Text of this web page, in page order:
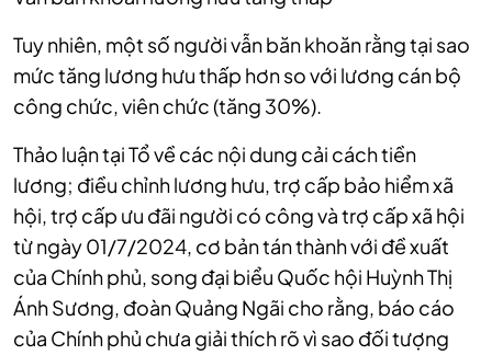
Tuy nhiên, một số người vẫn băn khoăn rằng tại sao
mức tăng lương hưu thấp hơn so với lương cán bộ
công chức, viên chức (tăng 30%).
Thảo luận tại Tổ về các nội dung cải cách tiền
lương; điều chỉnh lương hưu, trợ cấp bảo hiểm xã
hội, trợ cấp ưu đãi người có công và trợ cấp xã hội
từ ngày 01/7/2024, cơ bản tán thành với đề xuất
của Chính phủ, song đại biểu Quốc hội Huỳnh Thị
Ánh Sương, đoàn Quảng Ngãi cho rằng, báo cáo
của Chính phủ chưa giải thích rõ vì sao đối tượng